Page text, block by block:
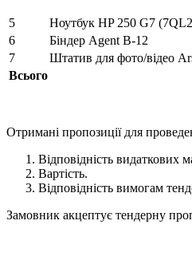
5
Ноутбук HP 250 G7
6
Біндер Agent B-12
7
Штатив для фото/відео
Всього
Отримані пропозиції для
Відповідність видаткових
Вартість.
Відповідність вимогам
Замовник акцептує тендерну